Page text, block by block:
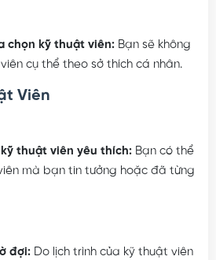
chọn kỹ thuật viên:Bạn sẽ không
cụ thể theo sở thích cá nhân.
Viên
thuật viên yêu thích:Bạn có thể
mà bạn tin tưởng hoặc đã từng
đợi:Do lịch trình của kỹ thuật viên